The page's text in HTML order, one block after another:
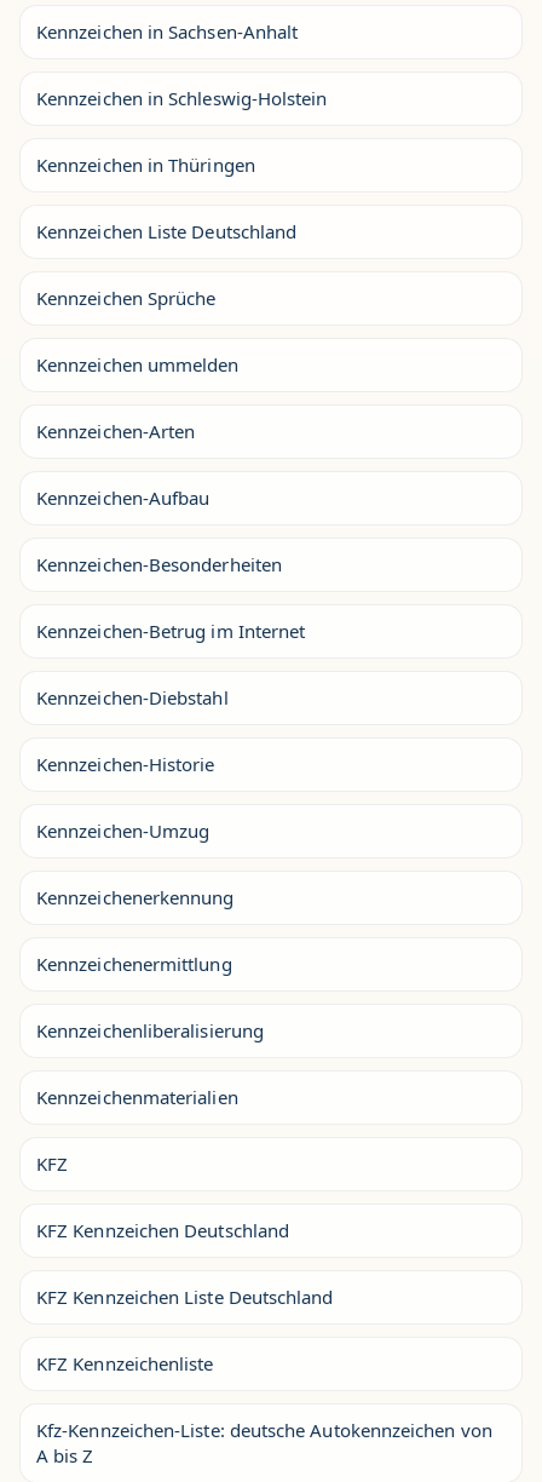
Kennzeichen in Sachsen-Anhalt
Kennzeichen in Schleswig-Holstein
Kennzeichen in Thüringen
Kennzeichen Liste Deutschland
Kennzeichen Sprüche
Kennzeichen ummelden
Kennzeichen-Arten
Kennzeichen-Aufbau
Kennzeichen-Besonderheiten
Kennzeichen-Betrug im Internet
Kennzeichen-Diebstahl
Kennzeichen-Historie
Kennzeichen-Umzug
Kennzeichenerkennung
Kennzeichenermittlung
Kennzeichenliberalisierung
Kennzeichenmaterialien
KFZ
KFZ Kennzeichen Deutschland
KFZ Kennzeichen Liste Deutschland
KFZ Kennzeichenliste
Kfz-Kennzeichen-Liste: deutsche Autokennzeichen von
A bis Z